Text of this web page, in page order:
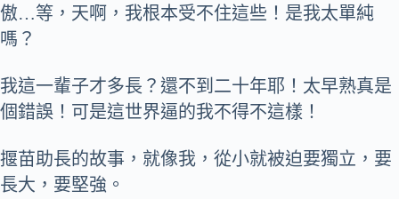
傲…等，天啊，我根本受不住這些！是我太單純
嗎？
我這一輩子才多長？還不到二十年耶！太早熟真是
個錯誤！可是這世界逼的我不得不這樣！
揠苗助長的故事，就像我，從小就被迫要獨立，要
長大，要堅強。